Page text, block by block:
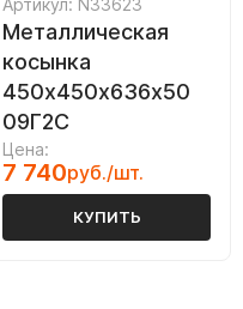
Артикул: N33623
Металлическая
косынка
450х450х636х50
09Г2С
Цена:
7 740руб./шт.
КУПИТЬ